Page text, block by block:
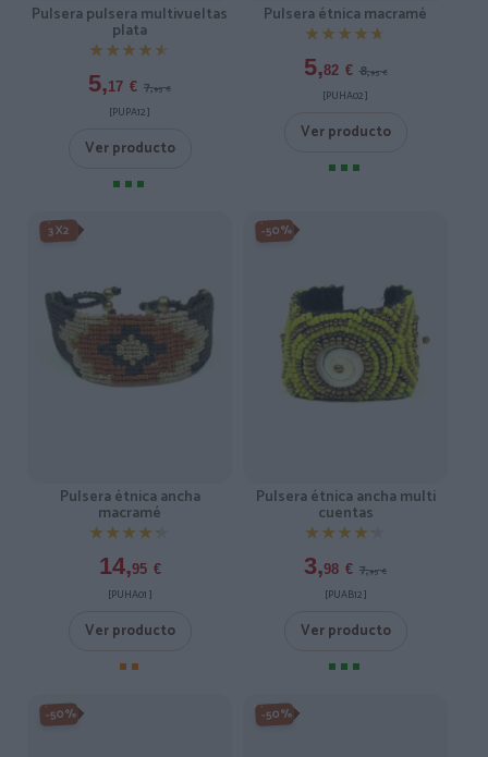
Pulsera pulsera multivueltas
plata
★★★★★
★★★★★
5,17 € 7,95 €
[PUPA12 ]
Ver producto
Pulsera étnica macramé
★★★★★
★★★★★
5,82 € 8,95 €
[PUHA02 ]
Ver producto
3X2
Pulsera étnica ancha
macramé
★★★★★
★★★★★
14,95 €
[PUHA01 ]
Ver producto
-50%
Pulsera étnica ancha multi
cuentas
★★★★★
★★★★★
3,98 € 7,95 €
[PUAB12 ]
Ver producto
-50% -50%